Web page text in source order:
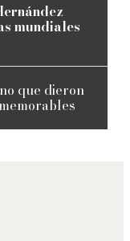
mundiales
que dieron